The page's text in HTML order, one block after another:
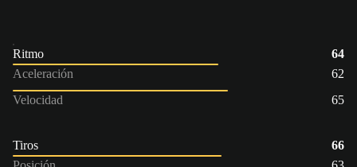
Ritmo
64
Aceleración
62
Velocidad
65
Tiros
66